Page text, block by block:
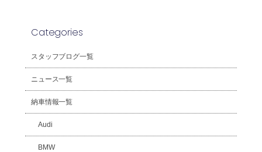
Categories
スタッフブログ一覧
ニュース一覧
納車情報一覧
Audi
BMW